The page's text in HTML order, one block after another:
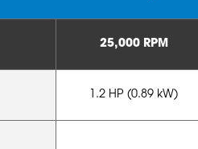
25,000 RPM
1.2 HP (0.89 kW)